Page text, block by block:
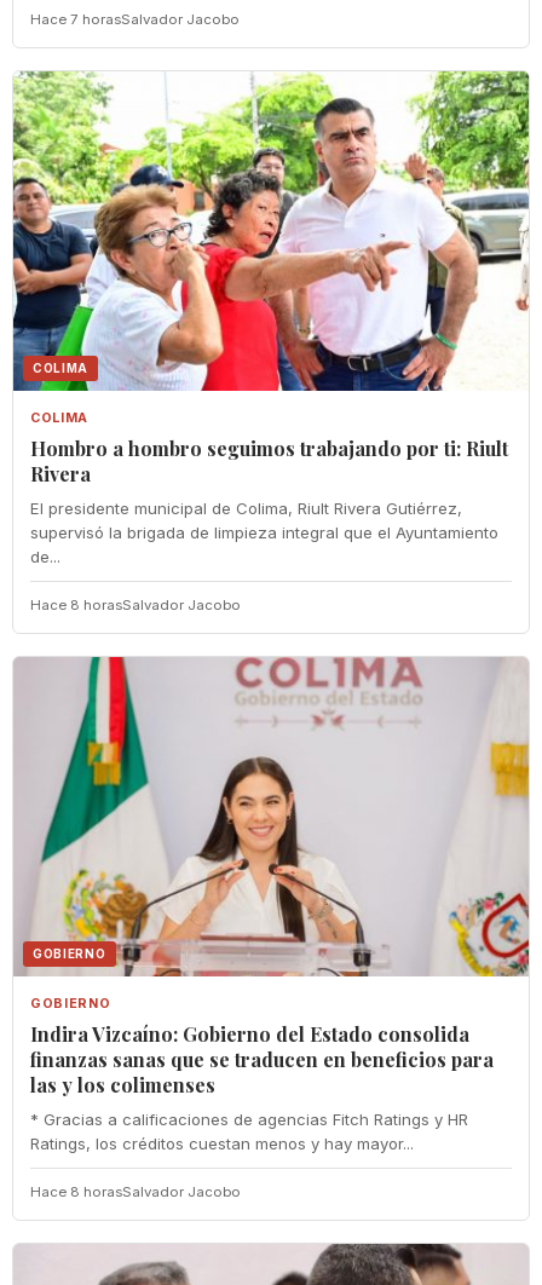
Hace 7 horasSalvador Jacobo
COLIMA
COLIMA
Hombro a hombro seguimos trabajando por ti: Riult
Rivera
El presidente municipal de Colima, Riult Rivera Gutiérrez,
supervisó la brigada de limpieza integral que el Ayuntamiento
de...
Hace 8 horasSalvador Jacobo
GOBIERNO
GOBIERNO
Indira Vizcaíno: Gobierno del Estado consolida
finanzas sanas que se traducen en beneficios para
las y los colimenses
* Gracias a calificaciones de agencias Fitch Ratings y HR
Ratings, los créditos cuestan menos y hay mayor...
Hace 8 horasSalvador Jacobo